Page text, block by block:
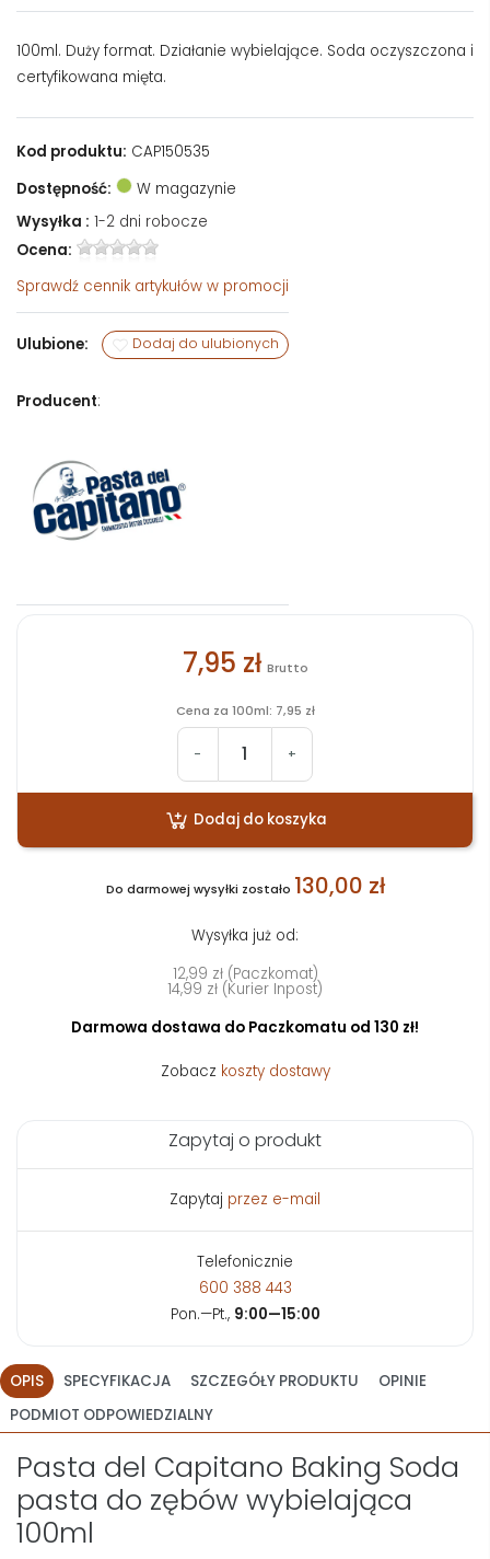
100ml. Duży format. Działanie wybielające. Soda oczyszczona i
certyfikowana mięta.
Kod produktu: CAP150535
Dostępność:
W magazynie
Wysyłka : 1-2 dni robocze
Ocena:
Sprawdź cennik artykułów w promocji
Ulubione: Dodaj do ulubionych
Producent:
7,95 zł Brutto
Cena za 100ml: 7,95 zł
- +
Dodaj do koszyka
Do darmowej wysyłki zostało 130,00 zł
Wysyłka już od:
12,99 zł (Paczkomat)
14,99 zł (Kurier Inpost)
Darmowa dostawa do Paczkomatu od 130 zł!
Zobacz koszty dostawy
Zapytaj o produkt
Zapytaj przez e-mail
Telefonicznie
600 388 443
Pon.—Pt., 9:00—15:00
OPIS SPECYFIKACJA SZCZEGÓŁY PRODUKTU
OPINIE
PODMIOT ODPOWIEDZIALNY
Pasta del Capitano Baking Soda
pasta do zębów wybielająca
100ml